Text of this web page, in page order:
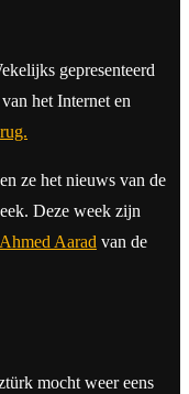
gepresenteerd
het Internet en
ze het nieuws van de
Deze week zijn
Ahmed Aarad van de
mocht weer eens